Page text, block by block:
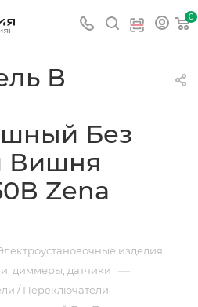
0
В
Без
Вишня
Zena
изделия
диммеры, датчики —
/ Переключатели —